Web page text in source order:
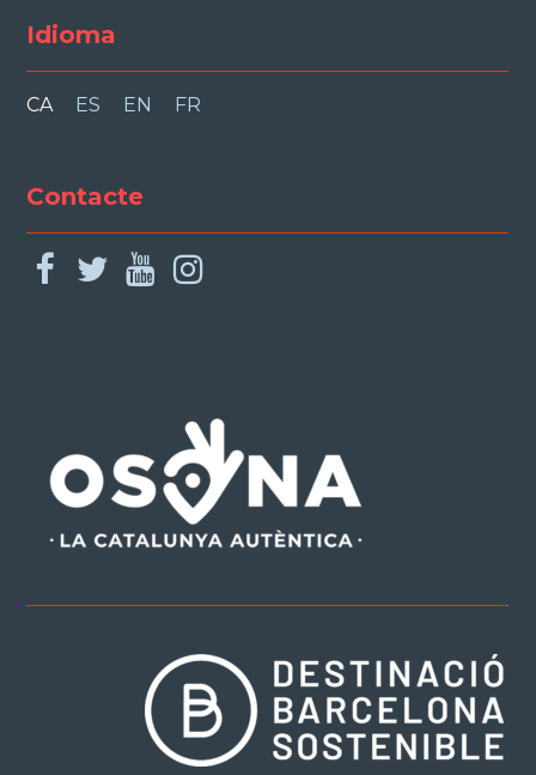
Idioma
CA ES EN FR
Contacte
facebook
twitteryoutube